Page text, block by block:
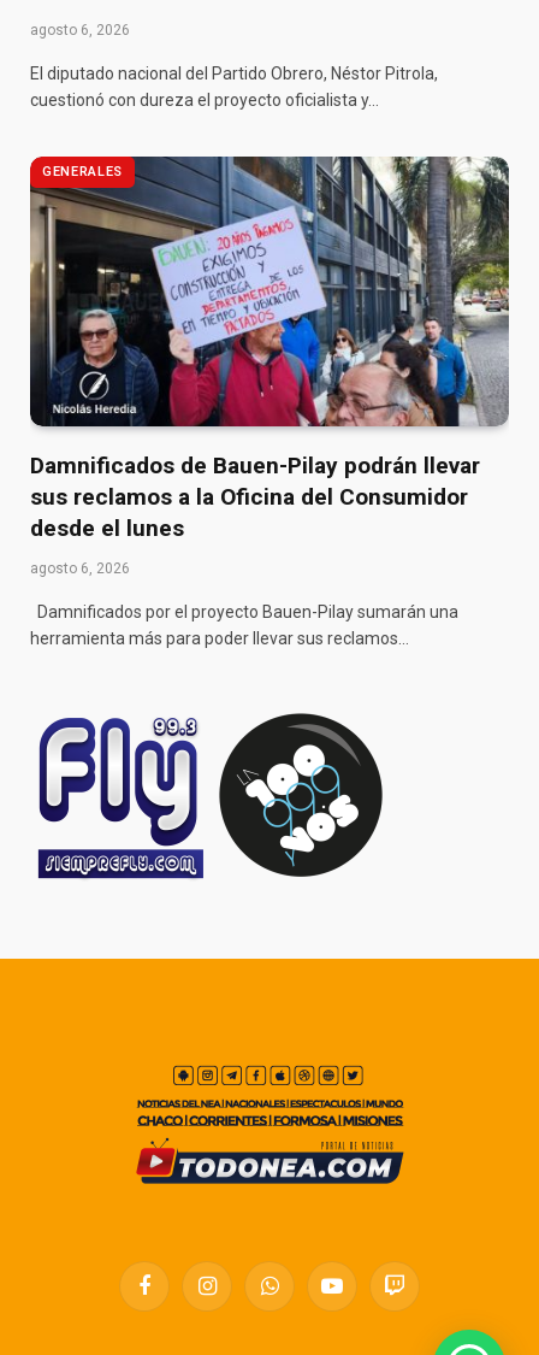
agosto 6, 2026
El diputado nacional del Partido Obrero, Néstor Pitrola,
cuestionó con dureza el proyecto oficialista y…
GENERALES
Damnificados de Bauen-Pilay podrán llevar
sus reclamos a la Oficina del Consumidor
desde el lunes
agosto 6, 2026
Damnificados por el proyecto Bauen-Pilay sumarán una
herramienta más para poder llevar sus reclamos…
FacebookInstagramWhatsAppYouTubeTwitch